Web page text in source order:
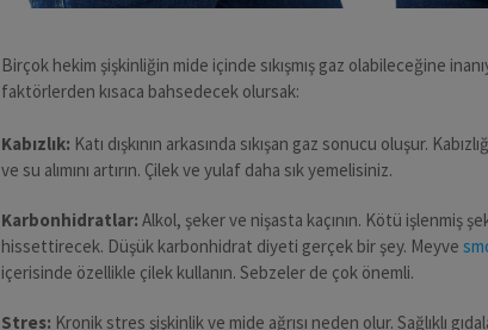
Birçok hekim şişkinliğin mide içinde sıkışmış gaz olabileceğine
faktörlerden kısaca bahsedecek olursak:
Kabızlık: Katı dışkının arkasında sıkışan gaz sonucu oluşur.
ve su alımını artırın. Çilek ve yulaf daha sık yemelisiniz.
Karbonhidratlar: Alkol, şeker ve nişasta kaçının. Kötü işlenmiş
hissettirecek. Düşük karbonhidrat diyeti gerçek bir şey. Meyve
içerisinde özellikle çilek kullanın. Sebzeler de çok önemli.
Stres: Kronik stres şişkinlik ve mide ağrısı neden olur. Sağlıklı